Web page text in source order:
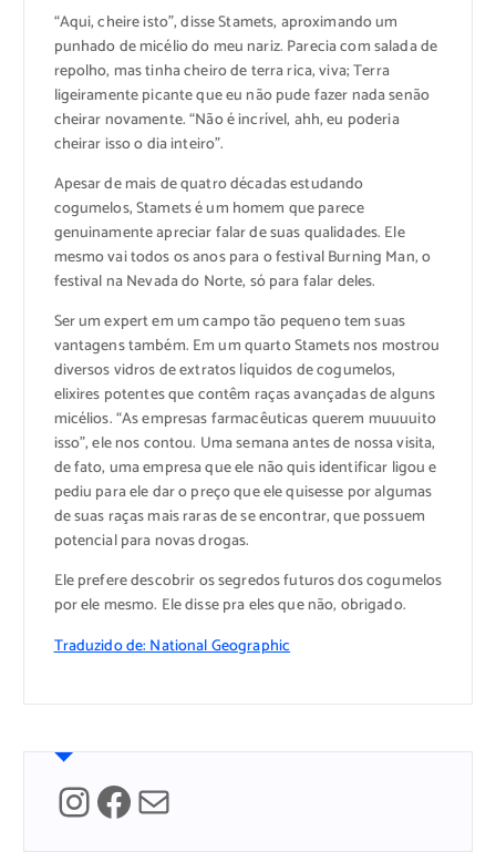
“Aqui, cheire isto”, disse Stamets, aproximando um
punhado de micélio do meu nariz. Parecia com salada de
repolho, mas tinha cheiro de terra rica, viva; Terra
ligeiramente picante que eu não pude fazer nada senão
cheirar novamente. “Não é incrível, ahh, eu poderia
cheirar isso o dia inteiro”.
Apesar de mais de quatro décadas estudando
cogumelos, Stamets é um homem que parece
genuinamente apreciar falar de suas qualidades. Ele
mesmo vai todos os anos para o festival Burning Man, o
festival na Nevada do Norte, só para falar deles.
Ser um expert em um campo tão pequeno tem suas
vantagens também. Em um quarto Stamets nos mostrou
diversos vidros de extratos líquidos de cogumelos,
elixires potentes que contêm raças avançadas de alguns
micélios. “As empresas farmacêuticas querem muuuuito
isso”, ele nos contou. Uma semana antes de nossa visita,
de fato, uma empresa que ele não quis identificar ligou e
pediu para ele dar o preço que ele quisesse por algumas
de suas raças mais raras de se encontrar, que possuem
potencial para novas drogas.
Ele prefere descobrir os segredos futuros dos cogumelos
por ele mesmo. Ele disse pra eles que não, obrigado.
Traduzido de: National Geographic
InstagramFacebook Mail